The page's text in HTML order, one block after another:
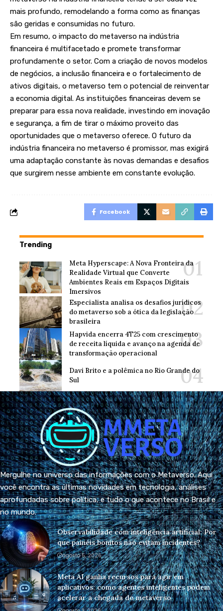
mais profundo, remodelando a forma como as finanças
são geridas e consumidas no futuro.
Em resumo, o impacto do metaverso na indústria
financeira é multifacetado e promete transformar
profundamente o setor. Com a criação de novos modelos
de negócios, a inclusão financeira e o fortalecimento de
ativos digitais, o metaverso tem o potencial de reinventar
a economia digital. As instituições financeiras devem se
preparar para essa nova realidade, investindo em inovação
e segurança, a fim de tirar o máximo proveito das
oportunidades que o metaverso oferece. O futuro da
indústria financeira no metaverso é promissor, mas exigirá
uma adaptação constante às novas demandas e desafios
que surgirem nesse ambiente em constante evolução.
Facebook
Trending
Meta Hyperscape: A Nova Fronteira da
Realidade Virtual que Converte
Ambientes Reais em Espaços Digitais
Imersivos
Especialista analisa os desafios jurídicos
do metaverso sob a ótica da legislação
brasileira
Hapvida encerra 4T25 com crescimento
de receita líquida e avanço na agenda de
transformação operacional
Davi Brito e a polêmica no Rio Grande do
Sul
Mergulhe no universo das informações com o Metaverso. Aqui
você encontra as últimas novidades em tecnologia, análises
aprofundadas sobre política, e tudo o que acontece no Brasil e
no mundo.
Observabilidade com inteligência artificial: Por
que painéis bonitos não evitam incidentes?
agosto 5, 2026
Meta AI ganha recursos para agir em
aplicativos: como agentes inteligentes podem
acelerar a chegada do metaverso